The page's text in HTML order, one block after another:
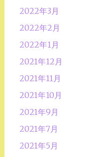
2022年3月
2022年2月
2022年1月
2021年12月
2021年11月
2021年10月
2021年9月
2021年7月
2021年5月